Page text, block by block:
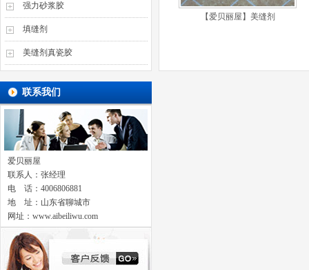
强力砂浆胶
填缝剂
美缝剂真瓷胶
联系我们
爱贝丽屋
联系人：张经理
电 话：4006806881
地 址：山东省聊城市
网址：www.aibeiliwu.com
【爱贝丽屋】美缝剂